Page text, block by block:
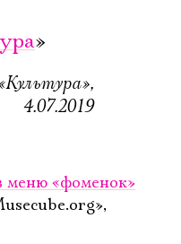
»
4.07.2019
меню «фоменок»